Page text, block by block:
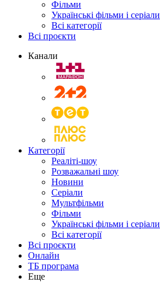
Фільми
Українські фільми і серіали
Всі категорії
Всі проєкти
Канали
Категорії
Реаліті-шоу
Розважальні шоу
Новини
Серіали
Мультфільми
Фільми
Українські фільми і серіали
Всі категорії
Всі проєкти
Онлайн
ТБ програма
Еще